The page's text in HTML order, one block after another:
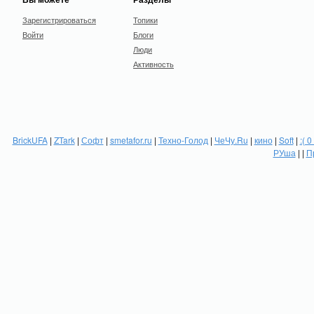
Зарегистрироваться
Войти
Топики
Блоги
Люди
Активность
BrickUFA| ZTark| Софт| smetafor.ru | Техно-Голод | ЧеЧу.Ru | кино| Soft| :(
РУша | |